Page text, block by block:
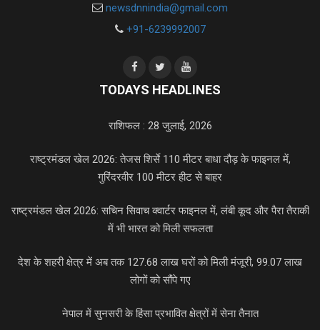
newsdnnindia@gmail.com
+91-6239992007
TODAYS HEADLINES
राशिफल : 28 जुलाई, 2026
राष्ट्रमंडल खेल 2026: तेजस शिर्से 110 मीटर बाधा दौड़ के फाइनल में,
गुरिंदरवीर 100 मीटर हीट से बाहर
राष्ट्रमंडल खेल 2026: सचिन सिवाच क्वार्टर फाइनल में, लंबी कूद और पैरा तैराकी
में भी भारत को मिली सफलता
देश के शहरी क्षेत्र में अब तक 127.68 लाख घरों को मिली मंजूरी, 99.07 लाख
लोगों को सौंपे गए
नेपाल में सुनसरी के हिंसा प्रभावित क्षेत्रों में सेना तैनात